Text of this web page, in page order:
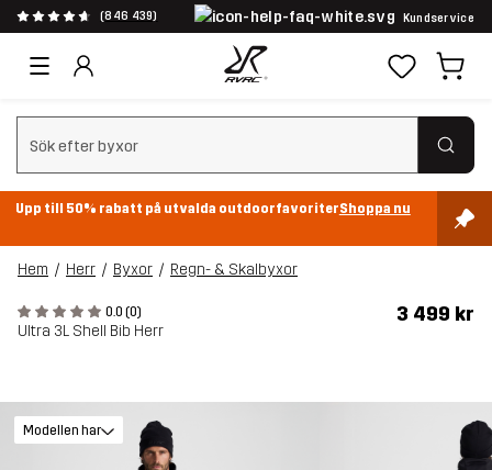
(846 439) Kundservice
Rensa sök
Upp till 50% rabatt på utvalda outdoorfavoriterShoppa nu
Hem Herr Byxor Regn- & Skalbyxor
0.0 (0)
Ultra 3L Shell Bib Herr
3 499 kr
Modellen har